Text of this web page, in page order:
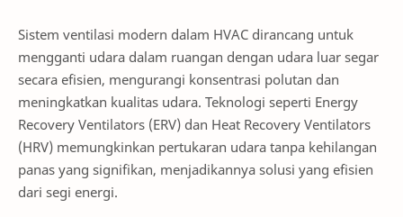
Sistem ventilasi modern dalam HVAC dirancang untuk
mengganti udara dalam ruangan dengan udara luar segar
secara efisien, mengurangi konsentrasi polutan dan
meningkatkan kualitas udara. Teknologi seperti Energy
Recovery Ventilators (ERV) dan Heat Recovery Ventilators
(HRV) memungkinkan pertukaran udara tanpa kehilangan
panas yang signifikan, menjadikannya solusi yang efisien
dari segi energi.